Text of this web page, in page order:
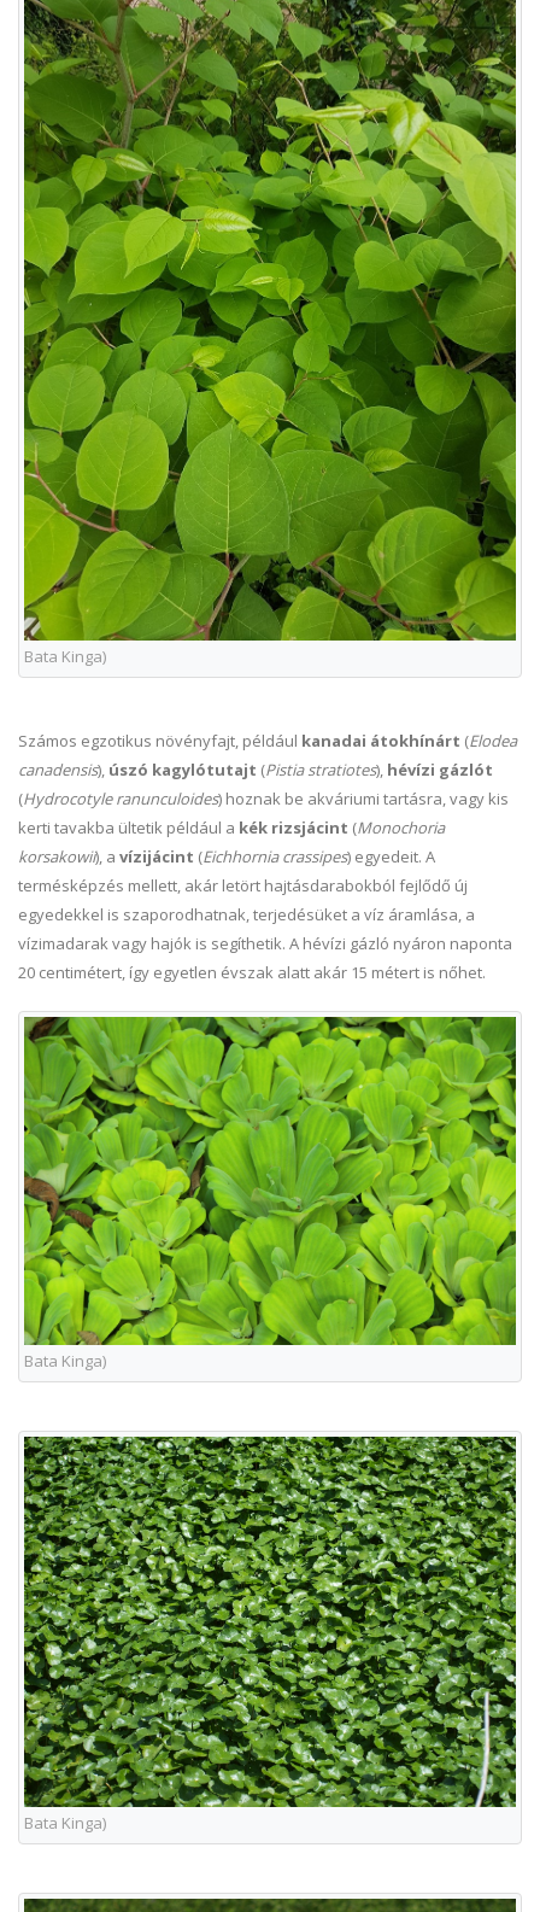
Bata Kinga)
Számos egzotikus növényfajt, például kanadai átokhínárt (Elodea
canadensis), úszó kagylótutajt (Pistia stratiotes), hévízi gázlót
(Hydrocotyle ranunculoides) hoznak be akváriumi tartásra, vagy kis
kerti tavakba ültetik például a kék rizsjácint (Monochoria
korsakowii), a vízijácint (Eichhornia crassipes) egyedeit. A
termésképzés mellett, akár letört hajtásdarabokból fejlődő új
egyedekkel is szaporodhatnak, terjedésüket a víz áramlása, a
vízimadarak vagy hajók is segíthetik. A hévízi gázló nyáron naponta
20 centimétert, így egyetlen évszak alatt akár 15 métert is nőhet.
Bata Kinga)
Bata Kinga)